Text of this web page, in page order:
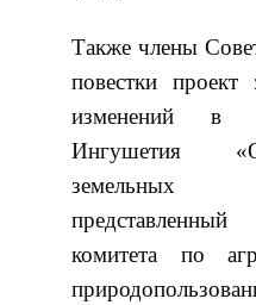
Также члены
повестки
изменений в
Ингушетия
земельных
комитета по